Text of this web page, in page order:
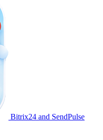
Bitrix24 and SendPulse